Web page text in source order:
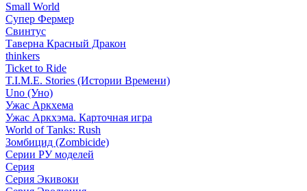
Small World
Супер Фермер
Свинтус
Таверна Красный Дракон
thinkers
Ticket to Ride
T.I.M.E. Stories (Истории Времени)
Uno (Уно)
Ужас Аркхема
Ужас Аркхэма. Карточная игра
World of Tanks: Rush
Зомбицид (Zombicide)
Серии РУ моделей
Серия
Серия Экивоки